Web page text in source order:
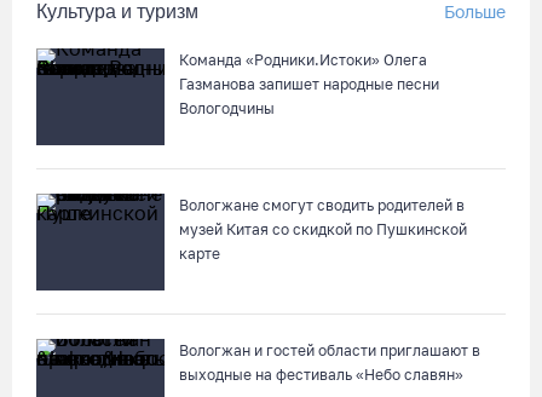
На Вологодчине подвели итоги XII областной Спартакиады
ветеранов и пенсионеров
07.08.26 / 09:23
07.08.26 / 08:49
Культура и туризм Больше
Команда «Родники.Истоки» Олега
Газманова запишет народные песни
Вологодчины
Вологжане смогут сводить родителей в
музей Китая со скидкой по Пушкинской
карте
Вологжан и гостей области приглашают в
выходные на фестиваль «Небо славян»